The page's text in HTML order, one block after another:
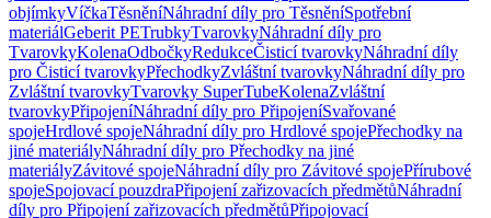
objímkyVíčkaTěsněníNáhradní díly pro TěsněníSpotřební
materiálGeberit PETrubkyTvarovkyNáhradní díly pro
TvarovkyKolenaOdbočkyRedukceČisticí tvarovkyNáhradní díly
pro Čisticí tvarovkyPřechodkyZvláštní tvarovkyNáhradní díly pro
Zvláštní tvarovkyTvarovky SuperTubeKolenaZvláštní
tvarovkyPřipojeníNáhradní díly pro PřipojeníSvařované
spojeHrdlové spojeNáhradní díly pro Hrdlové spojePřechodky na
jiné materiályNáhradní díly pro Přechodky na jiné
materiályZávitové spojeNáhradní díly pro Závitové spojePřírubové
spojeSpojovací pouzdraPřipojení zařizovacích předmětůNáhradní
díly pro Připojení zařizovacích předmětůPřipojovací